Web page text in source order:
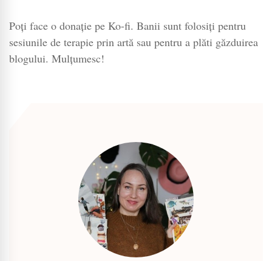
Poți face o donație pe Ko-fi. Banii sunt folosiți pentru
sesiunile de terapie prin artă sau pentru a plăti găzduirea
blogului. Mulțumesc!